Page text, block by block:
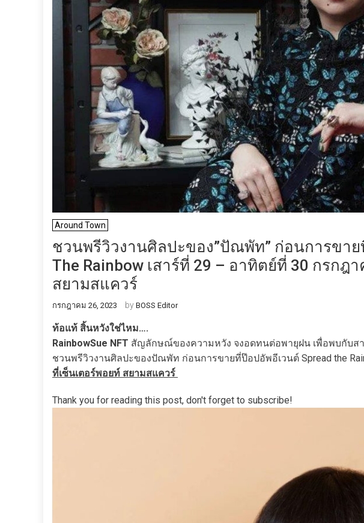
Around Town
ชวนพรีวิวงานศิลปะของ”ปัณพัท” ก่อนการขาย
The Rainbow เสาร์ที่ 29 – อาทิตย์ที่ 30 กรกฎ
สยามสแควร์
กรกฎาคม 26, 2023 by BOSS Editor
ท้อแท้ สิ้นหวังใช่ไหม….
RainbowSue NFT สัญลักษณ์ของความหวัง จงอดทนต่อพายุฝน เพื่อพบกับสา
ชวนพรีวิวงานศิลปะของปัณพัท ก่อนการขายที่ป๊อปอัพอีเวนต์ Spread the
ที่เซ็นเตอร์พอยท์ สยามสแควร์
Thank you for reading this post, don't forget to subscribe!